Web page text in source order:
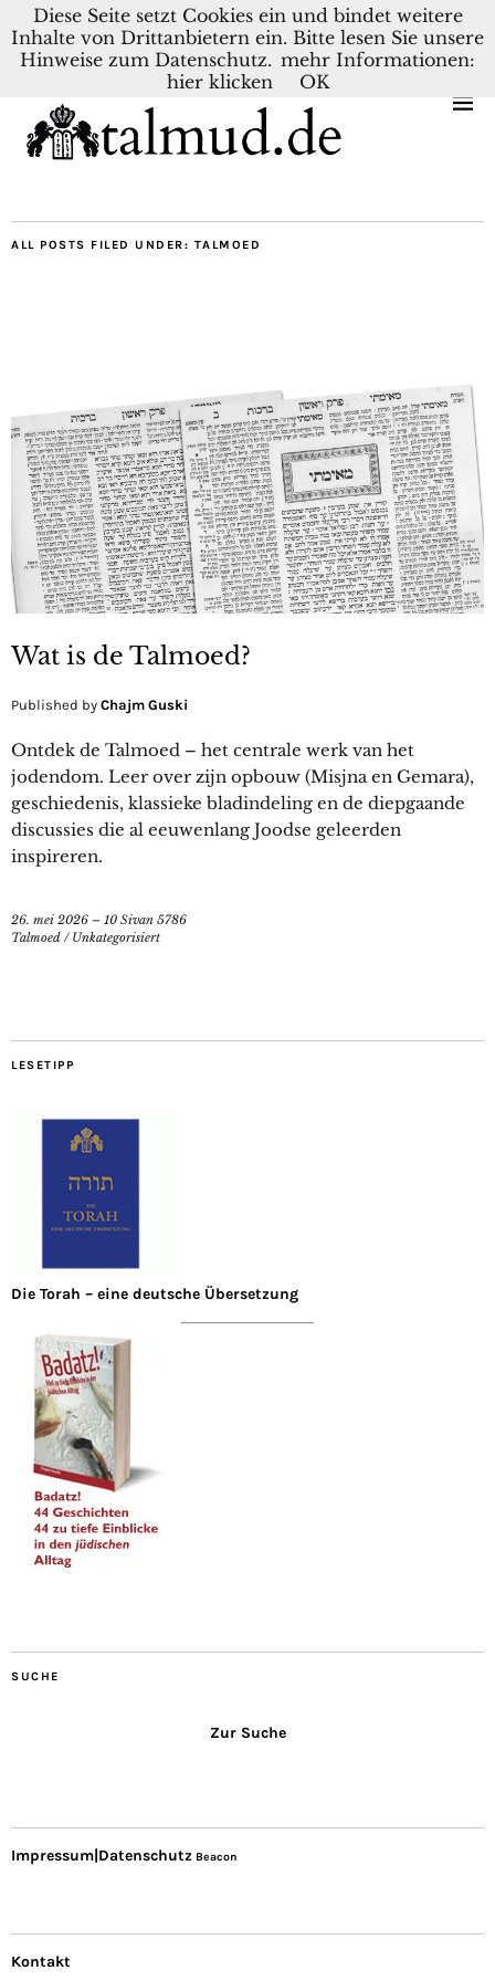
DEUTSCH NEDERLANDS
ALL POSTS FILED UNDER: TALMOED
Wat is de Talmoed?
Published by Chajm Guski
Ontdek de Talmoed – het centrale werk van het
jodendom. Leer over zijn opbouw (Misjna en Gemara),
geschiedenis, klassieke bladindeling en de diepgaande
discussies die al eeuwenlang Joodse geleerden
inspireren.
26. mei 2026 – 10 Sivan 5786
Talmoed / Unkategorisiert
LESETIPP
Die Torah – eine deutsche Übersetzung
SUCHE
Zur Suche
Impressum|Datenschutz Beacon
Kontakt
Diese Seite setzt Cookies ein und bindet weitere
Inhalte von Drittanbietern ein. Bitte lesen Sie unsere
Hinweise zum Datenschutz. mehr Informationen:
hier klicken
OK